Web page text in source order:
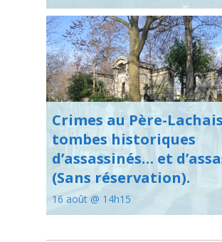
Crimes au Père-
tombes historiques
d’assassinés… et
(Sans réservation).
16 août @ 14h15